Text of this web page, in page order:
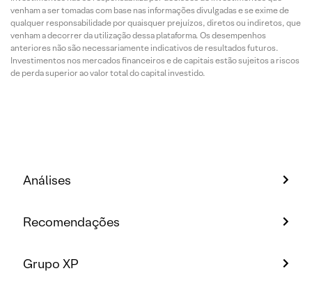
venham a ser tomadas com base nas informações divulgadas e se exime de
qualquer responsabilidade por quaisquer prejuízos, diretos ou indiretos, que
venham a decorrer da utilização dessa plataforma. Os desempenhos
anteriores não são necessariamente indicativos de resultados futuros.
Investimentos nos mercados financeiros e de capitais estão sujeitos a riscos
de perda superior ao valor total do capital investido.
Análises
Recomendações
Grupo XP